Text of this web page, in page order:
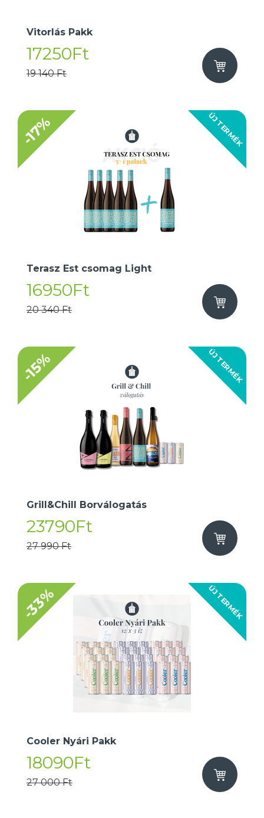
Vitorlás Pakk
17250Ft
19 140 Ft
ÚJ TERMÉK
-17%
Terasz Est csomag Light
16950Ft
20 340 Ft
ÚJ TERMÉK
-15%
Grill&Chill Borválogatás
23790Ft
27 990 Ft
ÚJ TERMÉK
-33%
Cooler Nyári Pakk
18090Ft
27 000 Ft